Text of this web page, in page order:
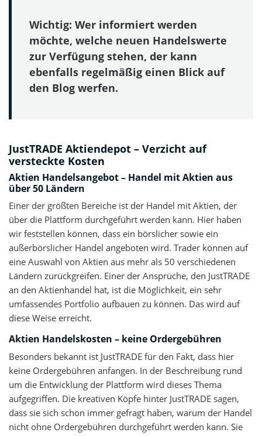
Wichtig: Wer informiert werden
möchte, welche neuen Handelswerte
zur Verfügung stehen, der kann
ebenfalls regelmäßig einen Blick auf
den Blog werfen.
JustTRADE Aktiendepot – Verzicht auf
versteckte Kosten
Aktien Handelsangebot – Handel mit Aktien aus
über 50 Ländern
Einer der größten Bereiche ist der Handel mit Aktien, der
über die Plattform durchgeführt werden kann. Hier haben
wir feststellen können, dass ein börslicher sowie ein
außerbörslicher Handel angeboten wird. Trader können auf
eine Auswahl von Aktien aus mehr als 50 verschiedenen
Ländern zurückgreifen. Einer der Ansprüche, den JustTRADE
an den Aktienhandel hat, ist die Möglichkeit, ein sehr
umfassendes Portfolio aufbauen zu können. Das wird auf
diese Weise erreicht.
Aktien Handelskosten – keine Ordergebühren
Besonders bekannt ist JustTRADE für den Fakt, dass hier
keine Ordergebühren anfangen. In der Beschreibung rund
um die Entwicklung der Plattform wird dieses Thema
aufgegriffen. Die kreativen Köpfe hinter JustTRADE sagen,
dass sie sich schon immer gefragt haben, warum der Handel
nicht ohne Ordergebühren durchgeführt werden kann. Sie